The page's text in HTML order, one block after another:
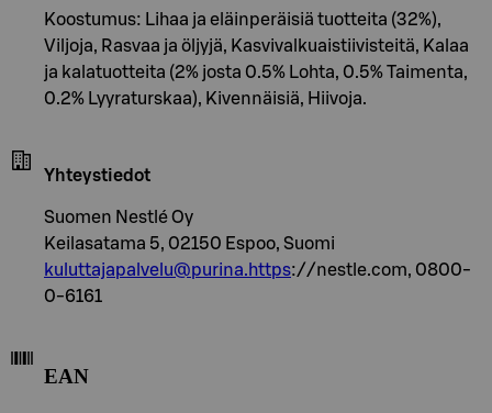
Koostumus: Lihaa ja eläinperäisiä tuotteita (32%),
Viljoja, Rasvaa ja öljyjä, Kasvivalkuaistiivisteitä, Kalaa
ja kalatuotteita (2% josta 0.5% Lohta, 0.5% Taimenta,
0.2% Lyyraturskaa), Kivennäisiä, Hiivoja.
Yhteystiedot
Suomen Nestlé Oy
Keilasatama 5, 02150 Espoo, Suomi
kuluttajapalvelu@purina.https://nestle.com, 0800-
0-6161
EAN